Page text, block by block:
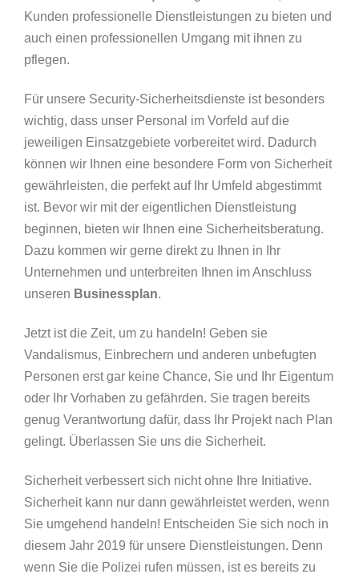
Kunden professionelle Dienstleistungen zu bieten und
auch einen professionellen Umgang mit ihnen zu
pflegen.
Für unsere Security-Sicherheitsdienste ist besonders
wichtig, dass unser Personal im Vorfeld auf die
jeweiligen Einsatzgebiete vorbereitet wird. Dadurch
können wir Ihnen eine besondere Form von Sicherheit
gewährleisten, die perfekt auf Ihr Umfeld abgestimmt
ist. Bevor wir mit der eigentlichen Dienstleistung
beginnen, bieten wir Ihnen eine Sicherheitsberatung.
Dazu kommen wir gerne direkt zu Ihnen in Ihr
Unternehmen und unterbreiten Ihnen im Anschluss
unseren Businessplan.
Jetzt ist die Zeit, um zu handeln! Geben sie
Vandalismus, Einbrechern und anderen unbefugten
Personen erst gar keine Chance, Sie und Ihr Eigentum
oder Ihr Vorhaben zu gefährden. Sie tragen bereits
genug Verantwortung dafür, dass Ihr Projekt nach Plan
gelingt. Überlassen Sie uns die Sicherheit.
Sicherheit verbessert sich nicht ohne Ihre Initiative.
Sicherheit kann nur dann gewährleistet werden, wenn
Sie umgehend handeln! Entscheiden Sie sich noch in
diesem Jahr 2019 für unsere Dienstleistungen. Denn
wenn Sie die Polizei rufen müssen, ist es bereits zu